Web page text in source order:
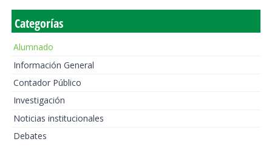
Categorías
Alumnado
Información General
Contador Público
Investigación
Noticias institucionales
Debates